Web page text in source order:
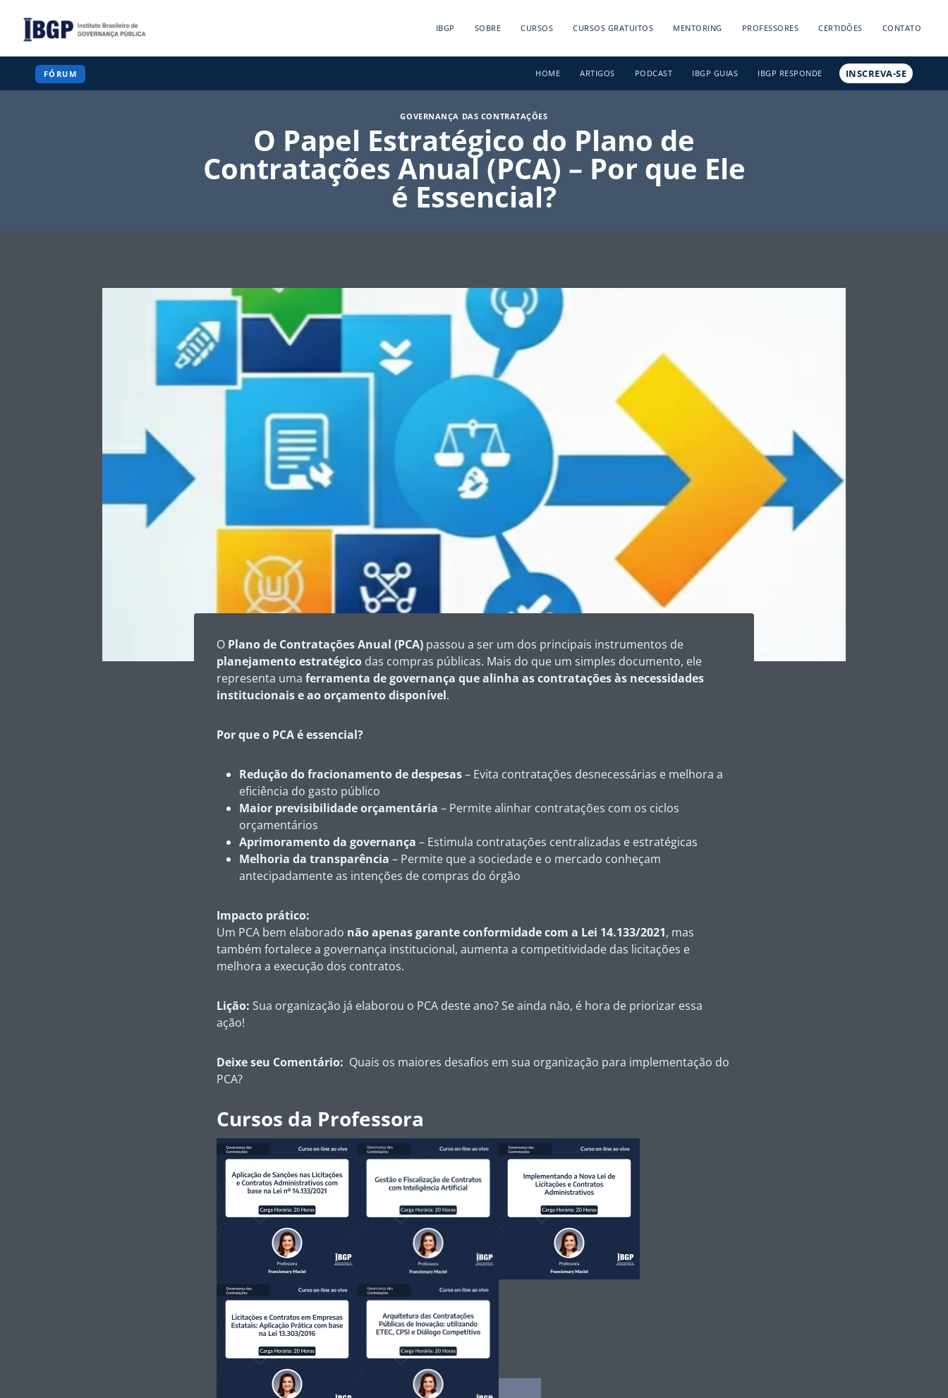
Conteúdo
IBGP SOBRE CURSOS CURSOS GRATUITOS MENTORING PROFESSORES CERTIDÕES CONTATO
FÓRUM HOME ARTIGOS PODCAST IBGP GUIAS IBGP RESPONDE INSCREVA-SE
GOVERNANÇA DAS CONTRATAÇÕES
O Papel Estratégico do Plano de
Contratações Anual (PCA) – Por que Ele
é Essencial?
O Plano de Contratações Anual (PCA) passou a ser um dos principais instrumentos de
planejamento estratégico das compras públicas. Mais do que um simples documento, ele
representa uma ferramenta de governança que alinha as contratações às necessidades
institucionais e ao orçamento disponível.
Por que o PCA é essencial?
Redução do fracionamento de despesas– Evita contratações desnecessárias e melhora a
eficiência do gasto público
Maior previsibilidade orçamentária – Permite alinhar contratações com os ciclos
orçamentários
Aprimoramento da governança – Estimula contratações centralizadas e estratégicas
Melhoria da transparência – Permite que a sociedade e o mercado conheçam
antecipadamente as intenções de compras do órgão
Impacto prático:
Um PCA bem elaborado não apenas garante conformidade com a Lei 14.133/2021, mas
também fortalece a governança institucional, aumenta a competitividade das licitações e
melhora a execução dos contratos.
Lição: Sua organização já elaborou o PCA deste ano? Se ainda não, é hora de priorizar essa
ação!
Deixe seu Comentário: Quais os maiores desafios em sua organização para implementação do
PCA?
Cursos da Professora